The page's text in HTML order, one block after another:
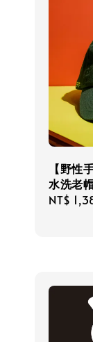
【野性
水洗老
Regular
NT$